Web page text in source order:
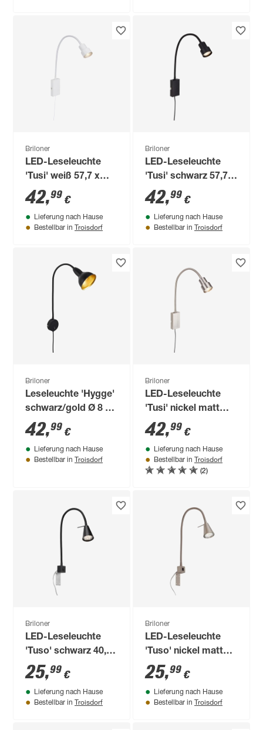
Briloner
LED-Leseleuchte
'Tusi' weiß 57,7 x
11,5 x 6 cm 400 lm,
mit Touchfunktion
42,99 €
Lieferung nach Hause
Bestellbar in Troisdorf
Briloner
LED-Leseleuchte
'Tusi' schwarz 57,7 x
11,5 x 6 cm 400 lm,
mit Touchfunktion
42,99 €
Lieferung nach Hause
Bestellbar in Troisdorf
Briloner
Leseleuchte 'Hygge'
schwarz/gold Ø 8 x
70,9 cm
42,99 €
Lieferung nach Hause
Bestellbar in Troisdorf
Briloner
LED-Leseleuchte
'Tusi' nickel matt
57,7 x 11,5 x 6 cm
400 lm, mit
Touchfunktion
42,99 €
Lieferung nach Hause
Bestellbar in Troisdorf
(2)
Briloner
LED-Leseleuchte
'Tuso' schwarz 40,3
x 21,7 cm
25,99 €
Lieferung nach Hause
Bestellbar in Troisdorf
Briloner
LED-Leseleuchte
'Tuso' nickel matt
40,3 x 21,7 cm
25,99 €
Lieferung nach Hause
Bestellbar in Troisdorf